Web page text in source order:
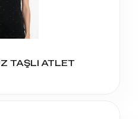
TAŞLI ATLET